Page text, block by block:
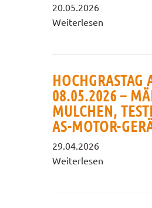
20.05.2026
Weiterlesen
HOCHGRASTAG
08.05.2026 –
MULCHEN,
AS-MOTOR-
29.04.2026
Weiterlesen